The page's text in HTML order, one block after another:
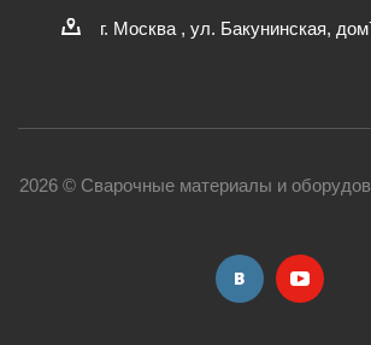
г. Москва , ул. Бакунинская,
2026 © Сварочные материалы и